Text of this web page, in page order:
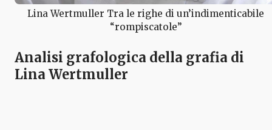
Lina Wertmuller Tra le righe di un’indimenticabile
“rompiscatole”
Analisi grafologica della grafia di
Lina Wertmuller